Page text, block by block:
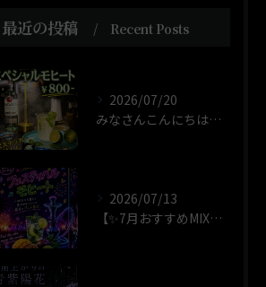
最近の投稿 Recent Posts
2026/07/20
みなさんこんにちはこんばんは！！店長のじゃすです！！
2026/07/13
【✨7月おすすめMIX✨】